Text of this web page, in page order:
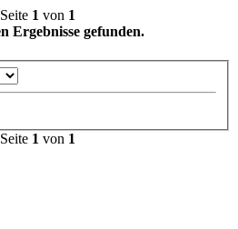
1 von 1
Ergebnisse gefunden.
1 von 1